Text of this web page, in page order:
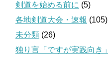
剣道を始める前に (5)
各地剣道大会・速報 (105)
未分類 (26)
独り言「ですが実践向き」